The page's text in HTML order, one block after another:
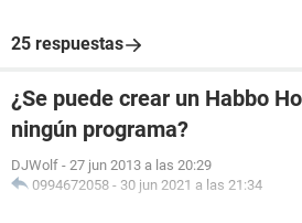
25 respuestas
¿Se puede crear un Habbo
ningún programa?
DJWolf - 27 jun 2013 a las 20:29
0994672058 - 30 jun 2021 a las 21:34